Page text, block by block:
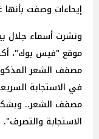
إيحاءات وصفت بأنها
ونشرت أسماء جلال
موقع "فيس بوك"،
مصفف الشعر
في الاستجابة
مصفف الشعر.. وبشكر
الاستجابة والتصرف".